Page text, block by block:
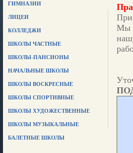
ГИМНАЗИИ
ЛИЦЕИ
КОЛЛЕДЖИ
ШКОЛЫ ЧАСТНЫЕ
ШКОЛЫ-ПАНСИОНЫ
НАЧАЛЬНЫЕ ШКОЛЫ
ШКОЛЫ ВОСКРЕСНЫЕ
ШКОЛЫ СПОРТИВНЫЕ
ШКОЛЫ ХУДОЖЕСТВЕННЫЕ
ШКОЛЫ МУЗЫКАЛЬНЫЕ
БАЛЕТНЫЕ ШКОЛЫ
Мы